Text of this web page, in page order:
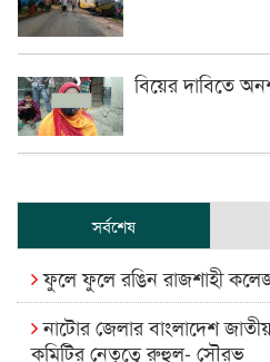
বিয়ের দাবিতে
সর্বশেষ
ফুলে ফুলে রঙিন রাজশাহী
নাটোর জেলার বাংলাদেশ
কমিটির নেতৃত্বে রুহুল- সৌরভ